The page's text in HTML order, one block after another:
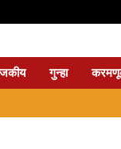
गुन्हा